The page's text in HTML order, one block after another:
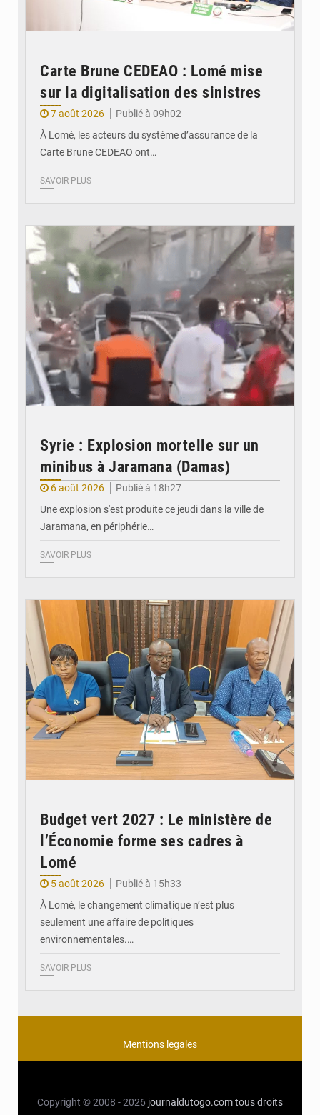
Carte Brune CEDEAO : Lomé mise
sur la digitalisation des sinistres
7 août 2026
Publié à 09h02
À Lomé, les acteurs du système d’assurance de la
Carte Brune CEDEAO ont…
SAVOIR PLUS
Syrie : Explosion mortelle sur un
minibus à Jaramana (Damas)
6 août 2026
Publié à 18h27
Une explosion s'est produite ce jeudi dans la ville de
Jaramana, en périphérie…
SAVOIR PLUS
Budget vert 2027 : Le ministère de
l’Économie forme ses cadres à
Lomé
5 août 2026
Publié à 15h33
À Lomé, le changement climatique n’est plus
seulement une affaire de politiques
environnementales.…
SAVOIR PLUS
Mentions legales
Copyright © 2008 - 2026 journaldutogo.comtous droits